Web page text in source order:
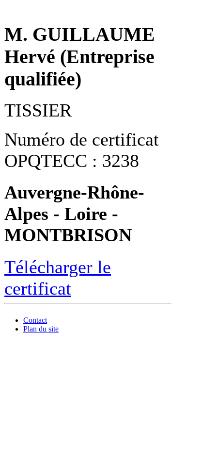
M. GUILLAUME
Hervé (Entreprise
qualifiée)
TISSIER
Numéro de certificat
OPQTECC : 3238
Auvergne-Rhône-
Alpes - Loire -
MONTBRISON
Télécharger le
certificat
Contact
Plan du site